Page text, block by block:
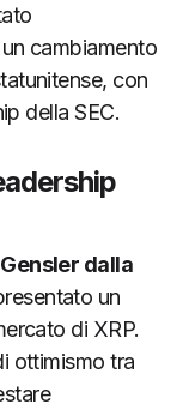
cambiamento
con
della SEC.
dalla
un
di XRP.
ottimismo tra